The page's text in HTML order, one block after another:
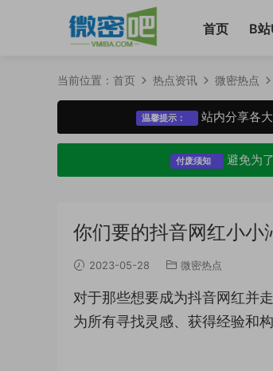
首页 B
当前位置： 首页 热点资讯 微密热点
温馨提示： 站内分享各
付废须知 避免为
你们要的抖音网红小小
2023-05-28 微密热点
对于那些想要成为抖音网红并
为所有寻找灵感、获得经验和